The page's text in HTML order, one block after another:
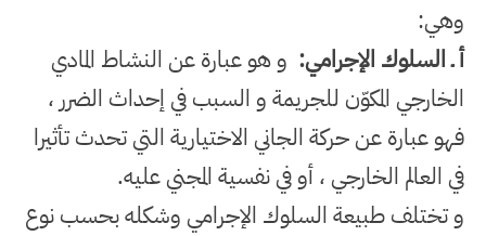
وهي:
أ ـ السلوك الإجرامي: و هو عبارة عن النشاط المادي
الخارجي المكوّن للجريمة و السبب في إحداث الضرر ،
فهو عبارة عن حركة الجاني الاختيارية التي تحدث تأثيرا
في العالم الخارجي ، أو في نفسية المجني عليه.
و تختلف طبيعة السلوك الإجرامي وشكله بحسب نوع